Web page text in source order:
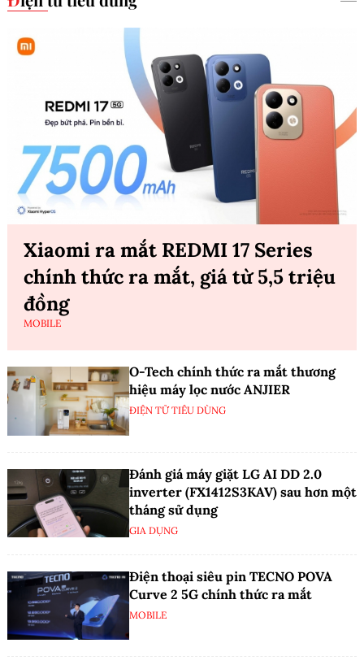
Xiaomi ra mắt REDMI 17 Series
chính thức ra mắt, giá từ 5,5 triệu
đồng
MOBILE
O-Tech chính thức ra mắt thương
hiệu máy lọc nước ANJIER
ĐIỆN TỬ TIÊU DÙNG
Đánh giá máy giặt LG AI DD 2.0
inverter (FX1412S3KAV) sau hơn một
tháng sử dụng
GIA DỤNG
Điện thoại siêu pin TECNO POVA
Curve 2 5G chính thức ra mắt
MOBILE